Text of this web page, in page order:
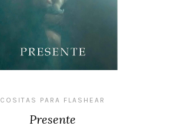
COSITAS PARA FLASHEAR
Presente